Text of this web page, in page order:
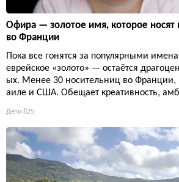
Офира — золотое имя, которое
во Франции
Пока все гонятся за популярными
еврейское «золото» — остаётся
ых. Менее 30 носительниц во Франции,
аиле и США. Обещает креативность,
Дети 825